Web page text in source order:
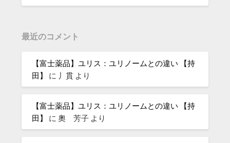
最近のコメント
【富士薬品】ユリス：ユリノームとの違い 【持
田】
に 丿貫 より
【富士薬品】ユリス：ユリノームとの違い 【持
田】
に奧 芳子 より